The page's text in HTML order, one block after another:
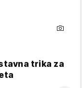
trika za